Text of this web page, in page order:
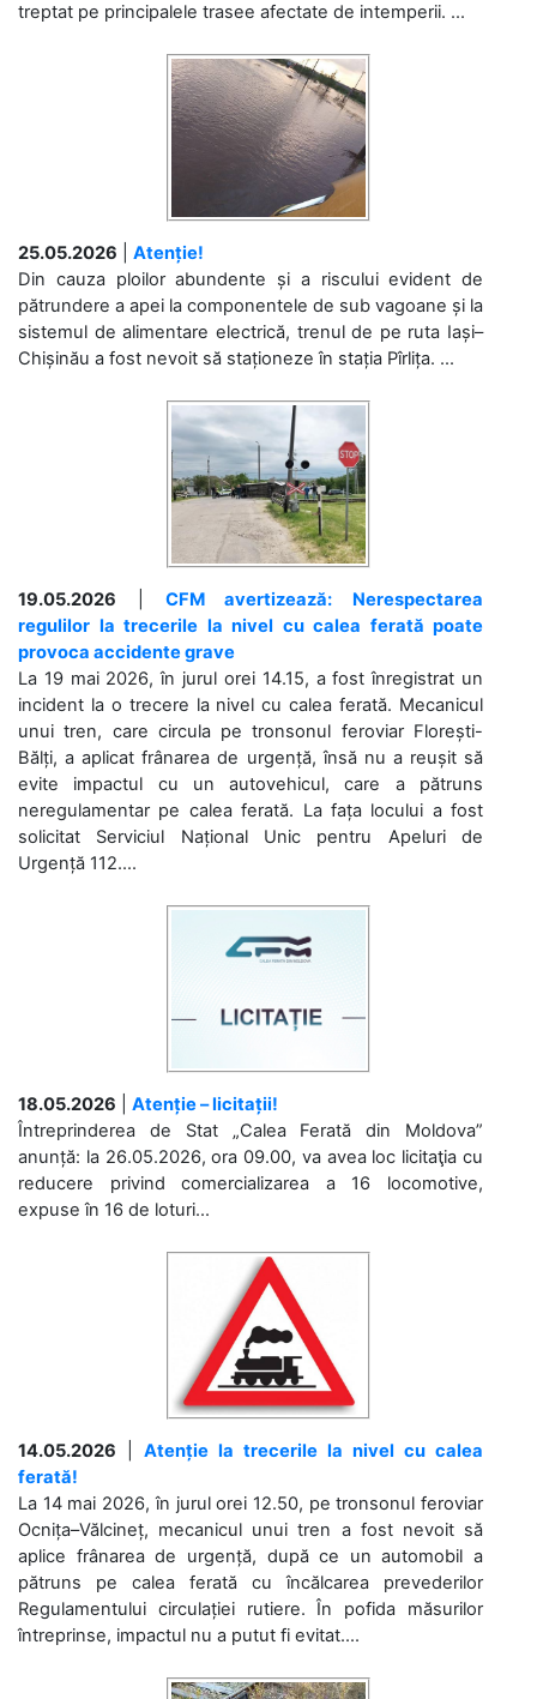
treptat pe principalele trasee afectate de intemperii. ...
25.05.2026
Atenție!
Din cauza ploilor abundente și a riscului evident de
pătrundere a apei la componentele de sub vagoane și la
sistemul de alimentare electrică, trenul de pe ruta Iași–
Chișinău a fost nevoit să staționeze în stația Pîrlița. ...
19.05.2026
CFM avertizează: Nerespectarea
regulilor la trecerile la nivel cu calea ferată poate
provoca accidente grave
La 19 mai 2026, în jurul orei 14.15, a fost înregistrat un
incident la o trecere la nivel cu calea ferată. Mecanicul
unui tren, care circula pe tronsonul feroviar Florești-
Bălți, a aplicat frânarea de urgență, însă nu a reușit să
evite impactul cu un autovehicul, care a pătruns
neregulamentar pe calea ferată. La fața locului a fost
solicitat Serviciul Național Unic pentru Apeluri de
Urgență 112....
18.05.2026
Atenție – licitații!
Întreprinderea de Stat „Calea Ferată din Moldova”
anunță: la 26.05.2026, ora 09.00, va avea loc licitaţia cu
reducere privind comercializarea a 16 locomotive,
expuse în 16 de loturi...
14.05.2026
Atenție la trecerile la nivel cu calea
ferată!
La 14 mai 2026, în jurul orei 12.50, pe tronsonul feroviar
Ocnița–Vălcineț, mecanicul unui tren a fost nevoit să
aplice frânarea de urgență, după ce un automobil a
pătruns pe calea ferată cu încălcarea prevederilor
Regulamentului circulației rutiere. În pofida măsurilor
întreprinse, impactul nu a putut fi evitat....